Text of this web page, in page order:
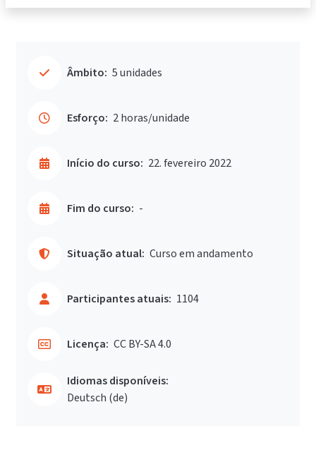
Âmbito: 5 unidades
Esforço: 2 horas/unidade
Início do curso: 22. fevereiro 2022
Fim do curso: -
Situação atual: Curso em andamento
Participantes atuais: 1104
Licença: CC BY-SA 4.0
Idiomas disponíveis:
Deutsch ‎(de)‎